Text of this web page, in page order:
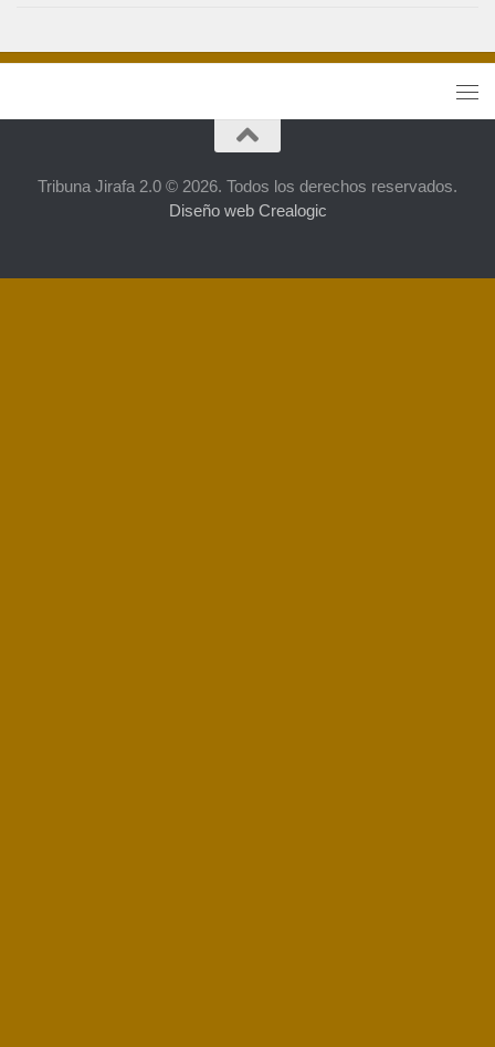
Tribuna Jirafa 2.0 © 2026. Todos los derechos reservados.
Diseño web Crealogic